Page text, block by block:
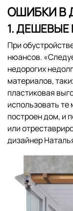
ОШИБКИ В
1.
При
нюансов.
недорогих
материалов,
пластиковая
использовать
построен дом, и
или
дизайнер